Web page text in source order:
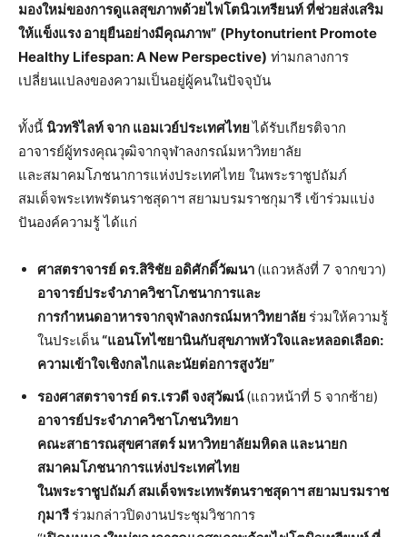
มองใหม่ของการดูแลสุขภาพด้วยไฟโตนิวเทรียนท์ที่ช่วยส่งเสริม
ให้แข็งแรง อายุยืนอย่างมีคุณภาพ” (Phytonutrient Promote
Healthy Lifespan: A New Perspective) ท่ามกลางการ
เปลี่ยนแปลงของความเป็นอยู่ผู้คนในปัจจุบัน
ทั้งนี้ นิวทริไลท์จาก แอมเวย์ประเทศไทยได้รับเกียรติจาก
อาจารย์ผู้ทรงคุณวุฒิจากจุฬาลงกรณ์มหาวิทยาลัย
และสมาคมโภชนาการแห่งประเทศไทย ในพระราชูปถัมภ์
สมเด็จพระเทพรัตนราชสุดาฯ สยามบรมราชกุมารี เข้าร่วมแบ่ง
ปันองค์ความรู้ ได้แก่
ศาสตราจารย์ ดร.สิริชัย อดิศักดิ์วัฒนา (แถวหลังที่ 7 จากขวา)
อาจารย์ประจำภาควิชาโภชนาการและ
การกำหนดอาหารจากจุฬาลงกรณ์มหาวิทยาลัย ร่วมให้ความรู้
ในประเด็น“แอนโทไซยานินกับสุขภาพหัวใจและหลอดเลือด:
ความเข้าใจเชิงกลไกและนัยต่อการสูงวัย”
รองศาสตราจารย์ ดร.เรวดีจงสุวัฒน์ (แถวหน้าที่ 5 จากซ้าย)
อาจารย์ประจำภาควิชาโภชนวิทยา
คณะสาธารณสุขศาสตร์ มหาวิทยาลัยมหิดล และนายก
สมาคมโภชนาการแห่งประเทศไทย
ในพระราชูปถัมภ์ สมเด็จพระเทพรัตนราชสุดาฯ สยามบรมราช
กุมารี ร่วมกล่าวปิดงานประชุมวิชาการ